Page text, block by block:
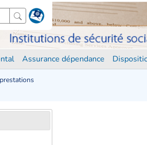
Assurance dépendance